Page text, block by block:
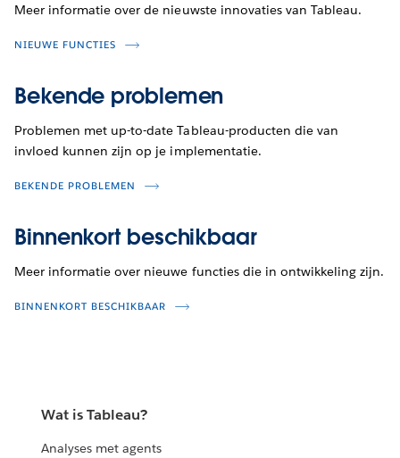
Meer informatie over de nieuwste innovaties van Tableau.
NIEUWE FUNCTIES
Bekende problemen
Problemen met up-to-date Tableau-producten die van
invloed kunnen zijn op je implementatie.
BEKENDE PROBLEMEN
Binnenkort beschikbaar
Meer informatie over nieuwe functies die in ontwikkeling zijn.
BINNENKORT BESCHIKBAAR
Wat is Tableau?
Analyses met agents